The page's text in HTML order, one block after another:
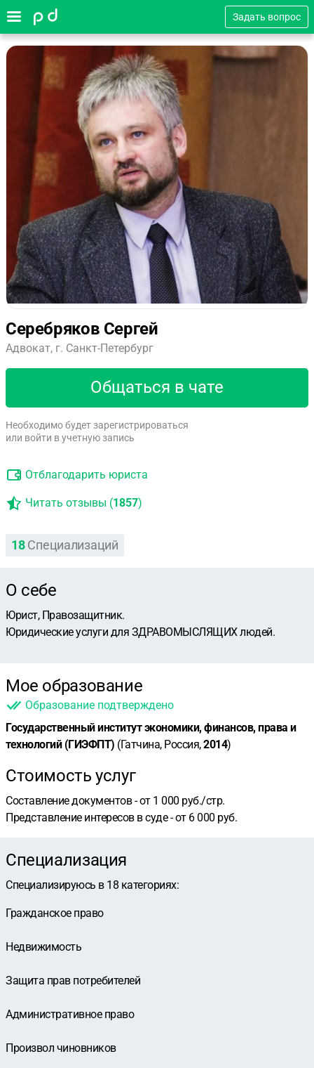
Задать вопрос
Серебряков Сергей
Адвокат, г. Санкт-Петербург
Общаться в чате
Необходимо будет зарегистрироваться
или войти в учетную запись
Отблагодарить юриста
Читать отзывы (1857)
18 Специализаций
О себе
Юрист, Правозащитник.
Юридические услуги для ЗДРАВОМЫСЛЯЩИХ людей.
Мое образование
Образование подтверждено
Государственный институт экономики, финансов, права и
технологий (ГИЭФПТ) (Гатчина, Россия,2014)
Стоимость услуг
Составление документов - от 1 000 руб./стр.
Представление интересов в суде - от 6 000 руб.
Специализация
Специализируюсь в 18 категориях:
Гражданское право
Недвижимость
Защита прав потребителей
Административное право
Произвол чиновников